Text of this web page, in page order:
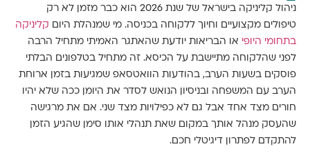
ניהול קליניקה בישראל של שנת 2026 הוא כבר מזמן לא רק
טיפולים מקצועיים וחיוך ללקוחה בכניסה. מי שמנהלת היום קליניקה
בתחומי היופי או הבריאות יודעת שהאתגר האמיתי מתחיל הרבה
לפני שהלקוחה מתיישבת על הכיסא. זה מתחיל בטלפונים הבלתי
פוסקים בשעות הערב, בהודעות הוואטסאפ שמגיעות בזמן ארוחת
הערב עם המשפחה ובניסיון הנואש לסדר את היומן ככה שלא יהיו
חורים מצד אחד אבל גם לא כפילויות מצד שני. אם את מרגישה
שהעסק מנהל אותך במקום שאת תנהלי אותו סימן שהגיע הזמן
להתקדם לפתרון דיגיטלי חכם.